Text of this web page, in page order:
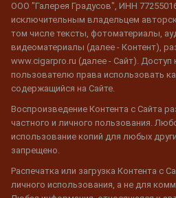
ООО "Галерея Градусов", ИНН
исключительным владельцем
том числе тексты, фотоматериалы,
видеоматериалы (далее - Контент),
www.cigarpro.ru (далее - Сайт). Доступ
пользователю права использовать
содержащийся на Сайте.
Воспроизведение Контента с Сайта
частного и личного пользования.
использование копий для любых
запрещено.
Распечатка или загрузка Контента с
личного использования, а не для